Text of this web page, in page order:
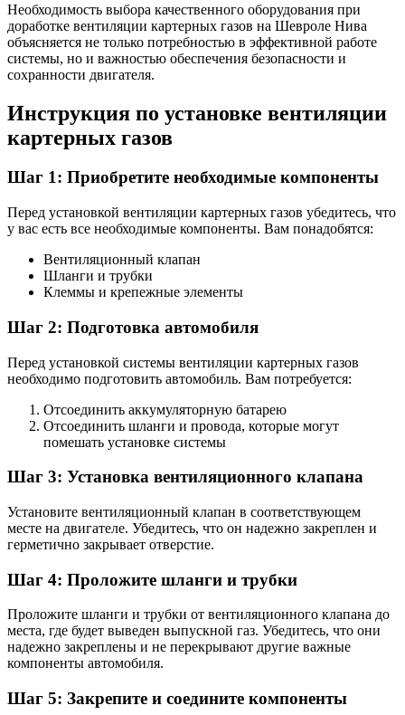
Необходимость выбора качественного оборудования при
доработке вентиляции картерных газов на Шевроле Нива
объясняется не только потребностью в эффективной работе
системы, но и важностью обеспечения безопасности и
сохранности двигателя.
Инструкция по установке вентиляции
картерных газов
Шаг 1: Приобретите необходимые компоненты
Перед установкой вентиляции картерных газов убедитесь, что
у вас есть все необходимые компоненты. Вам понадобятся:
Вентиляционный клапан
Шланги и трубки
Клеммы и крепежные элементы
Шаг 2: Подготовка автомобиля
Перед установкой системы вентиляции картерных газов
необходимо подготовить автомобиль. Вам потребуется:
Отсоединить аккумуляторную батарею
Отсоединить шланги и провода, которые могут
помешать установке системы
Шаг 3: Установка вентиляционного клапана
Установите вентиляционный клапан в соответствующем
месте на двигателе. Убедитесь, что он надежно закреплен и
герметично закрывает отверстие.
Шаг 4: Проложите шланги и трубки
Проложите шланги и трубки от вентиляционного клапана до
места, где будет выведен выпускной газ. Убедитесь, что они
надежно закреплены и не перекрывают другие важные
компоненты автомобиля.
Шаг 5: Закрепите и соедините компоненты